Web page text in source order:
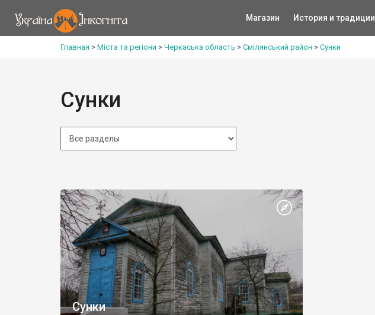
Магазин История и традиции
Главная > Міста та регіони > Черкаська область > Смілянський район > Сунки
Сунки
Сунки